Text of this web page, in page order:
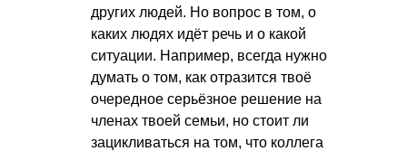
других людей. Но вопрос в том, о
каких людях идёт речь и о какой
ситуации. Например, всегда нужно
думать о том, как отразится твоё
очередное серьёзное решение на
членах твоей семьи, но стоит ли
зацикливаться на том, что коллега